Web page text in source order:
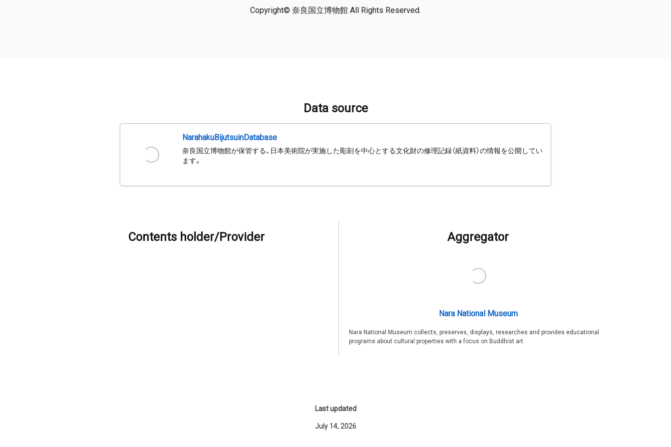
Copyright© 奈良国立博物館 All Rights Reserved.
Data source
NarahakuBijutsuinDatabase
奈良国立博物館が保管する、日本美術院が実施した彫刻を中心とする文化財の修理記録（紙資料）の情報を公開してい
ます。
Contents holder/Provider Aggregator
Nara National Museum
Nara National Museum collects, preserves, displays, researches and provides educational
programs about cultural properties with a focus on Buddhist art.
Last updated
July 14, 2026